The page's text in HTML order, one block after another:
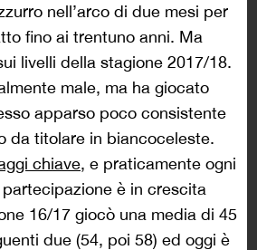
nell’arco di due mesi per
fino ai trentuno anni. Ma
livelli della stagione 2017/18.
male, ma ha giocato
apparso poco consistente
da titolare in biancoceleste.
chiave, e praticamente ogni
è in crescita
16/17 giocò una media di 45
due (54, poi 58) ed oggi è